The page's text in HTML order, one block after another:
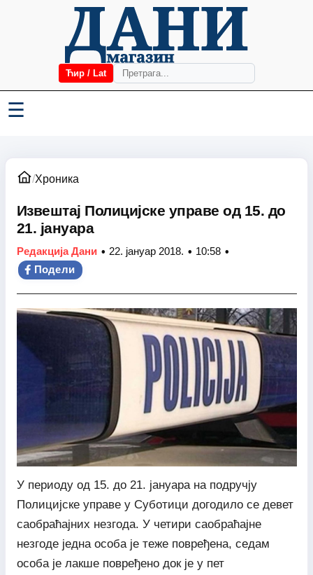
Ћир / Lat
☰
/Хроника
Извештај Полицијске управе од 15. до
21. јануара
Редакција Дани • 22. јануар 2018. • 10:58 •
Подели
У периоду од 15. до 21. јануара на подручју
Полицијске управе у Суботици догодило се девет
саобраћајних незгода. У четири саобраћајне
незгоде једна особа је теже повређена, седам
особа је лакше повређено док је у пет